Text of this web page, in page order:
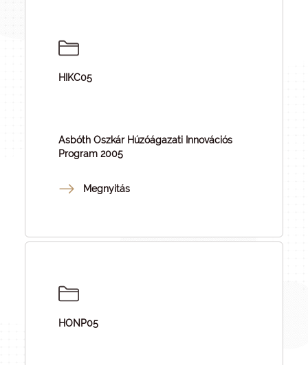
HIKC05
Asbóth Oszkár Húzóágazati Innovációs
Program 2005
Megnyitás
HONP05